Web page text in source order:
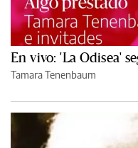
En vivo: 'La Odisea'
Tamara Tenenbaum